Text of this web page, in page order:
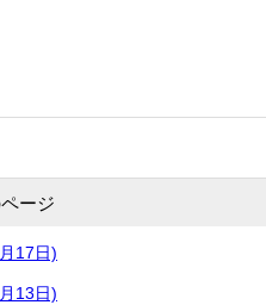
ージ
17日)
13日)